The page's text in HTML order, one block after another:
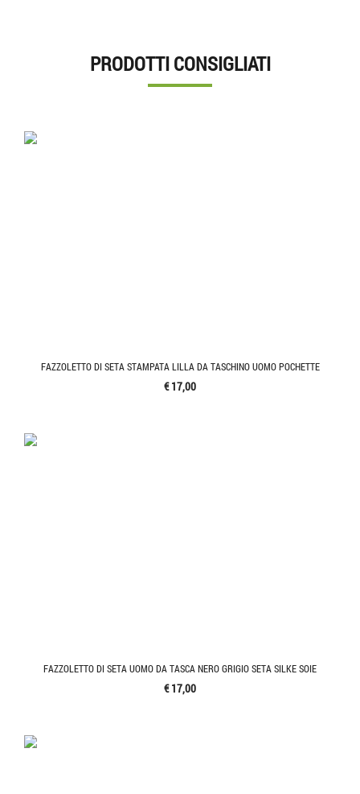
PRODOTTI CONSIGLIATI
FAZZOLETTO DI SETA STAMPATA LILLA DA TASCHINO UOMO POCHETTE
€ 17,00
FAZZOLETTO DI SETA UOMO DA TASCA NERO GRIGIO SETA SILKE SOIE
€ 17,00